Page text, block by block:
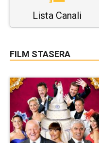
Lista Canali
FILM STASERA